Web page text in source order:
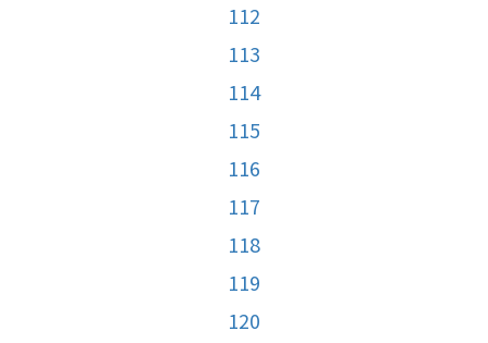
112
113
114
115
116
117
118
119
120